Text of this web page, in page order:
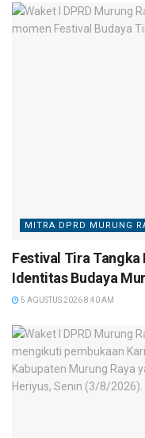
MITRA DPRD MURUNG
Festival Tira Tangka
Identitas Budaya
5 AGUSTUS 2026 8:40 AM